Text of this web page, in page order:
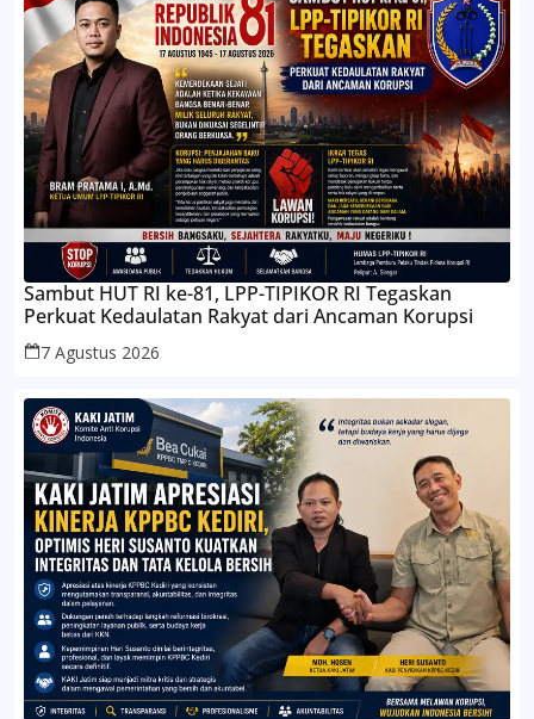
Sambut HUT RI ke-81, LPP-TIPIKOR RI Tegaskan
Perkuat Kedaulatan Rakyat dari Ancaman Korupsi
7 Agustus 2026